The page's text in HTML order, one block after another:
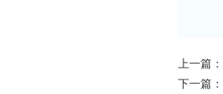
上一篇：
下一篇：